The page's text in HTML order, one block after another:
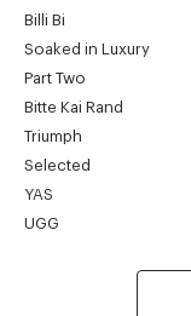
Billi Bi
Soaked in Luxury
Part Two
Bitte Kai Rand
Triumph
Selected
YAS
UGG